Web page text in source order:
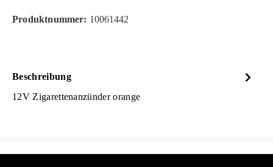
Produktnummer: 10061442
Beschreibung
12V Zigarettenanzünder orange